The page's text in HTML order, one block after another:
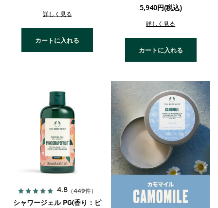
詳しく見る
カートに入れる
5,940円(税込)
詳しく見る
カートに入れる
4.8（449件）
シャワージェル PG(香り：ピ